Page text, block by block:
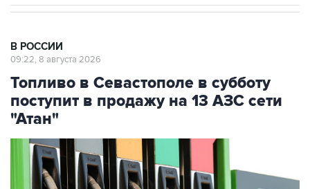
В РОССИИ
09:22, 8 августа 2026
Топливо в Севастополе в субботу
поступит в продажу на 13 АЗС сети
"Атан"